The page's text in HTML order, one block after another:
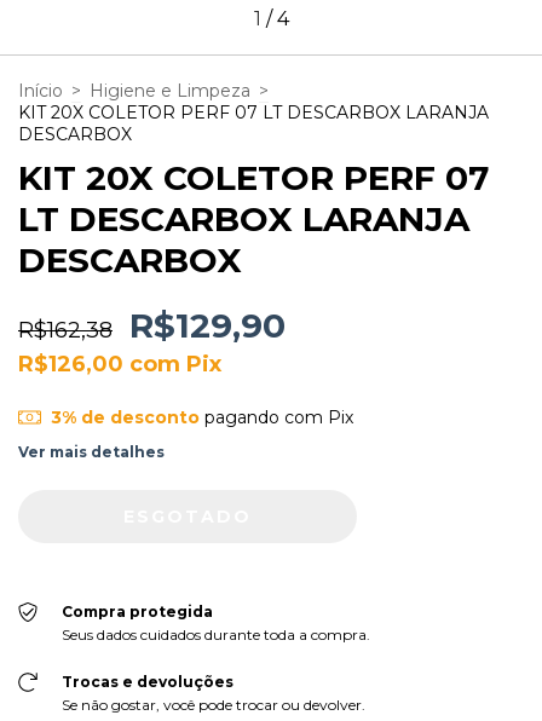
1 /4
Início > Higiene e Limpeza >
KIT 20X COLETOR PERF 07 LT DESCARBOX LARANJA
DESCARBOX
KIT 20X COLETOR PERF 07
LT DESCARBOX LARANJA
DESCARBOX
R$162,38 R$129,90
R$126,00 com Pix
3% de descontopagando com Pix
Ver mais detalhes
Compra protegida
Seus dados cuidados durante toda a compra.
Trocas e devoluções
Se não gostar, você pode trocar ou devolver.